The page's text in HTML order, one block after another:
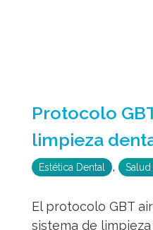
Protocolo
limpieza
Estética Dental , Salud
El protocolo GBT
sistema de